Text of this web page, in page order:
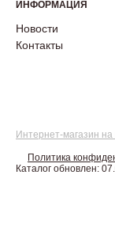
ИНФОРМАЦИЯ
Новости
Контакты
Интернет-магазин
Политика
Каталог обновлен: